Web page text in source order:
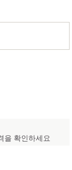
을 확인하세요